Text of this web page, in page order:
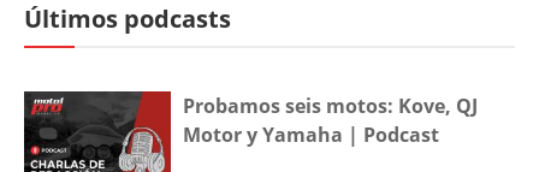
Últimos podcasts
Probamos seis motos: Kove, QJ
Motor y Yamaha | Podcast